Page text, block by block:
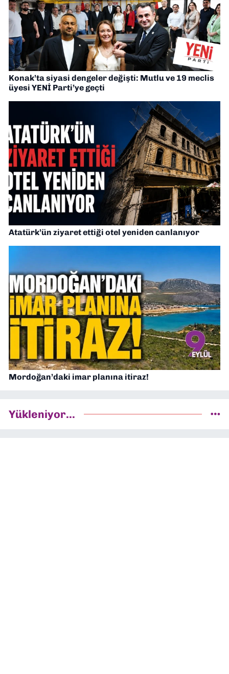
Konak’ta siyasi dengeler değişti: Mutlu ve 19 meclis
üyesi YENİ Parti’ye geçti
Atatürk’ün ziyaret ettiği otel yeniden canlanıyor
Mordoğan’daki imar planına itiraz!
Yükleniyor...